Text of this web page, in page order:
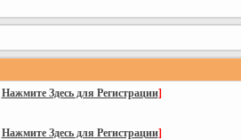
Нажмите Здесь для Регистрации]
Нажмите Здесь для Регистрации]